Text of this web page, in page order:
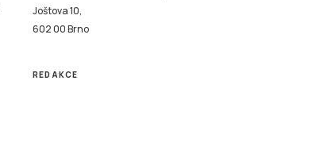
Joštova 10,
602 00 Brno
REDAKCE